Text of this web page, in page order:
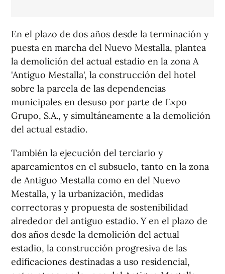
En el plazo de dos años desde la terminación y
puesta en marcha del Nuevo Mestalla, plantea
la demolición del actual estadio en la zona A
'Antiguo Mestalla', la construcción del hotel
sobre la parcela de las dependencias
municipales en desuso por parte de Expo
Grupo, S.A., y simultáneamente a la demolición
del actual estadio.
También la ejecución del terciario y
aparcamientos en el subsuelo, tanto en la zona
de Antiguo Mestalla como en del Nuevo
Mestalla, y la urbanización, medidas
correctoras y propuesta de sostenibilidad
alrededor del antiguo estadio. Y en el plazo de
dos años desde la demolición del actual
estadio, la construcción progresiva de las
edificaciones destinadas a uso residencial,